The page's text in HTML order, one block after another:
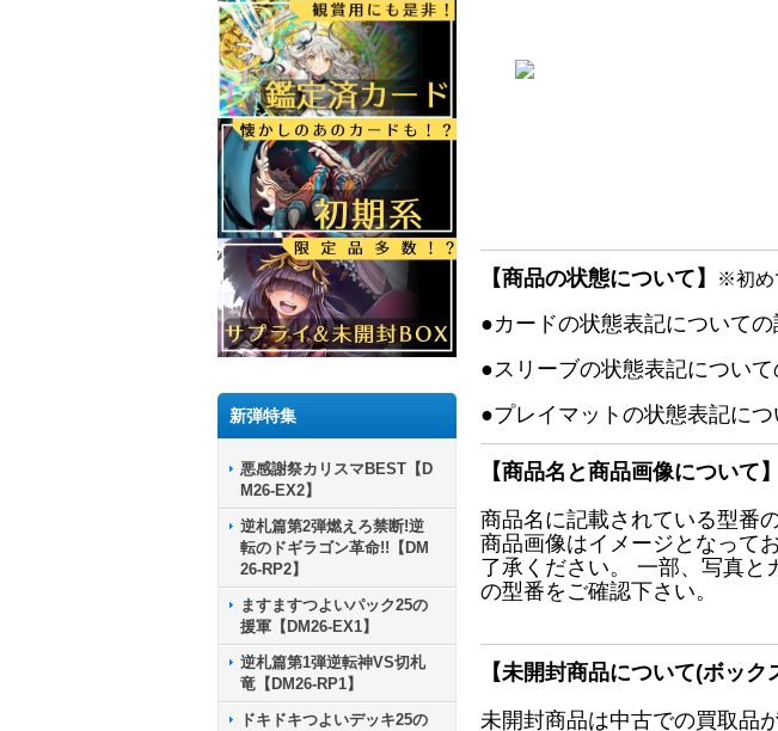
新弾特集
悪感謝祭カリスマBEST【D
M26-EX2】
逆札篇第2弾燃えろ禁断!逆
転のドギラゴン革命!!【DM
26-RP2】
ますますつよいパック25の
援軍【DM26-EX1】
逆札篇第1弾逆転神VS切札
竜【DM26-RP1】
ドキドキつよいデッキ25の
【商品の状態について】 ※初め
●カードの状態表記についての
●スリーブの状態表記につい
●プレイマットの状態表記に
【商品名と商品画像について】
商品名に記載されている型番
商品画像はイメージとなって
了承ください。 一部、写真と
の型番をご確認下さい。
【未開封商品について(ボッ
未開封商品は中古での買取品